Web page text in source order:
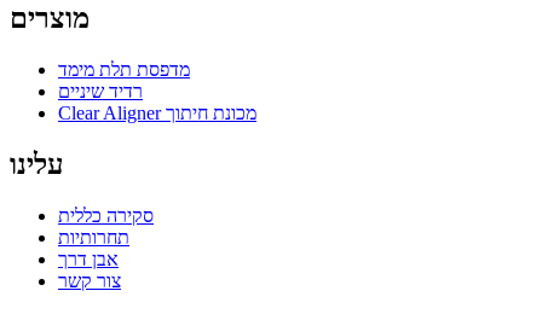
מוצרים
מדפסת תלת מימד
רדיד שיניים
Clear Aligner מכונת חיתוך
עלינו
סקירה כללית
תחרותיות
אבן דרך
צור קשר